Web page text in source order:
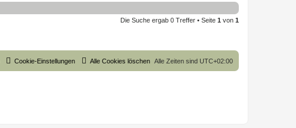
Die Suche ergab 0 Treffer • Seite 1 von 1
Alle Zeiten sind UTC+02:00
Alle Cookies löschen
Cookie-Einstellungen